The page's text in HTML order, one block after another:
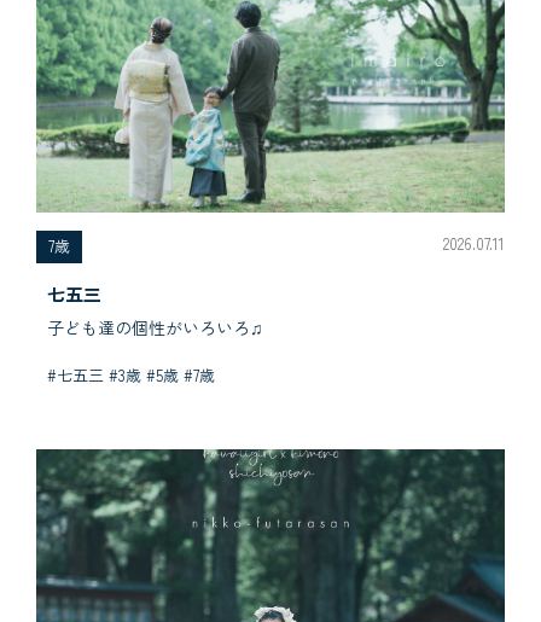
7歳 2026.07.11
七五三
子ども達の個性がいろいろ♫
#七五三 #3歳 #5歳 #7歳